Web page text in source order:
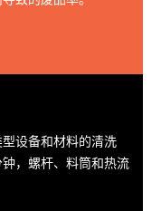
设备和材料的清洗
，螺杆、料筒和热流